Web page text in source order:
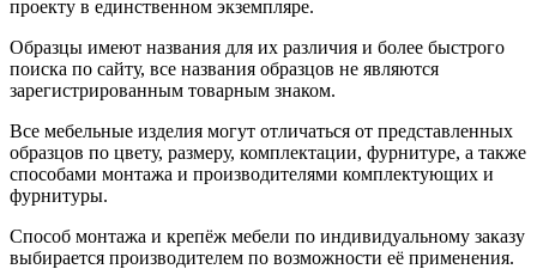
проекту в единственном экземпляре.
Образцы имеют названия для их различия и более быстрого
поиска по сайту, все названия образцов не являются
зарегистрированным товарным знаком.
Все мебельные изделия могут отличаться от представленных
образцов по цвету, размеру, комплектации, фурнитуре, а также
способами монтажа и производителями комплектующих и
фурнитуры.
Способ монтажа и крепёж мебели по индивидуальному заказу
выбирается производителем по возможности её применения.